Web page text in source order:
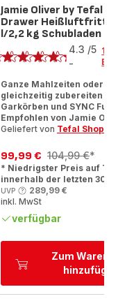
Zum
Jamie Oliver by Tefal
Drawer
l/2,2 kg Schubladen
Bewertung
4.3 /5
-
12
Ganze Mahlzeiten oder 2
gleichzeitig zubereiten
Garkörben und SYNC
Empfohlen von Jamie
Geliefert von Tefal Shop
Ermäßigter
Preis
99,99 €
Erstes
Angebot
104,99 €*
* Niedrigster Preis auf
innerhalb der letzten 30
UVP
289,99 €
inkl. MwSt
verfügbar